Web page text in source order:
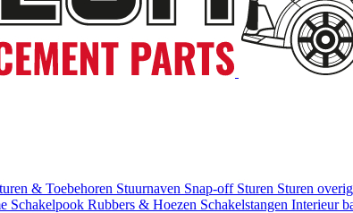
& Toebehoren Stuurnaven Snap-off Sturen Sturen
Schakelpook Rubbers & Hoezen Schakelstangen Interieur